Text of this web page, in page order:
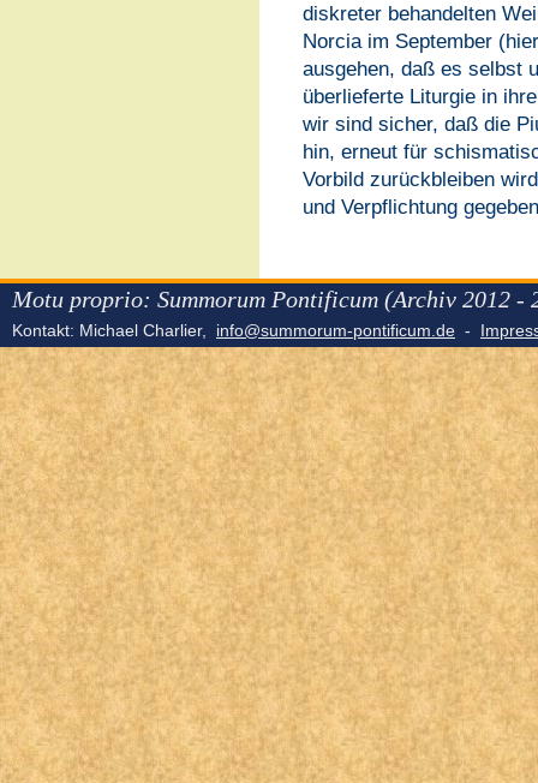
diskreter behandelten
Norcia im September
ausgehen, daß es selbst
überlieferte Liturgie in
wir sind sicher, daß die
hin, erneut für
Vorbild zurückbleiben
und Verpflichtung
Motu proprio: Summorum Pontificum (Archiv 2012 -
Kontakt: Michael Charlier, info@summorum-pontificum.de -